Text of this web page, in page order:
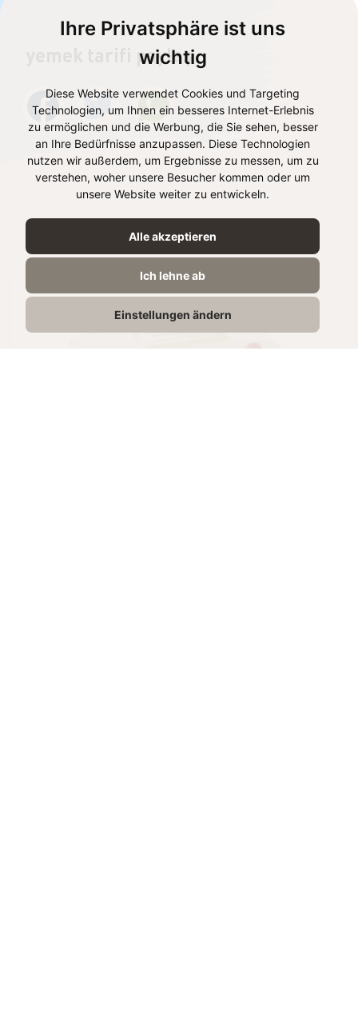
Ihre Privatsphäre ist uns
wichtig
Diese Website verwendet Cookies und Targeting
Technologien, um Ihnen ein besseres Internet-Erlebnis
zu ermöglichen und die Werbung, die Sie sehen, besser
an Ihre Bedürfnisse anzupassen. Diese Technologien
nutzen wir außerdem, um Ergebnisse zu messen, um zu
verstehen, woher unsere Besucher kommen oder um
unsere Website weiter zu entwickeln.
Alle akzeptieren
Ich lehne ab
Einstellungen ändern
yemek tarifi paylaş
Tarifteki ürünler